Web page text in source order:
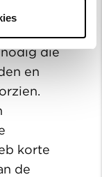
die
en
korte
de